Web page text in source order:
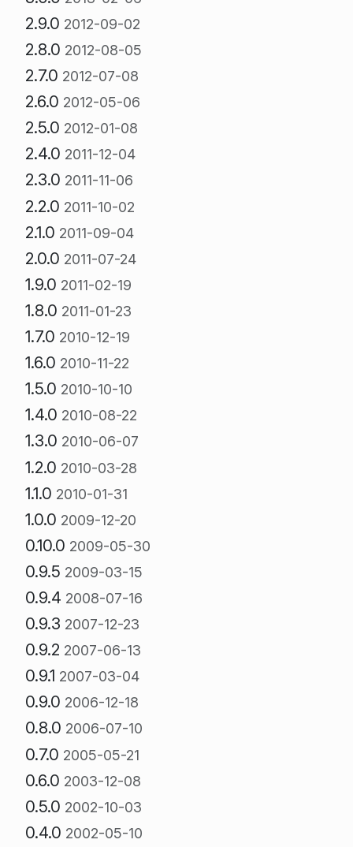
2.9.0 2012-09-02
2.8.0 2012-08-05
2.7.0 2012-07-08
2.6.0 2012-05-06
2.5.0 2012-01-08
2.4.0 2011-12-04
2.3.0 2011-11-06
2.2.0 2011-10-02
2.1.0 2011-09-04
2.0.0 2011-07-24
1.9.0 2011-02-19
1.8.0 2011-01-23
1.7.0 2010-12-19
1.6.0 2010-11-22
1.5.0 2010-10-10
1.4.0 2010-08-22
1.3.0 2010-06-07
1.2.0 2010-03-28
1.1.0 2010-01-31
1.0.0 2009-12-20
0.10.0 2009-05-30
0.9.5 2009-03-15
0.9.4 2008-07-16
0.9.3 2007-12-23
0.9.2 2007-06-13
0.9.1 2007-03-04
0.9.0 2006-12-18
0.8.0 2006-07-10
0.7.0 2005-05-21
0.6.0 2003-12-08
0.5.0 2002-10-03
0.4.0 2002-05-10